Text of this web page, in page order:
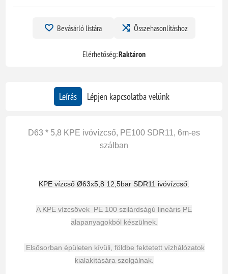
Bevásárló listára Összehasonlításhoz
Elérhetőség:Raktáron
Leírás Lépjen kapcsolatba velünk
D63 * 5,8 KPE ivóvízcső, PE100 SDR11, 6m-es
szálban
KPE vízcső Ø63x5,8 12,5bar SDR11 ivóvízcső.
A KPE vízcsövek PE 100 szilárdságú lineáris PE
alapanyagokból készülnek.
Elsősorban épületen kívüli, földbe fektetett vízhálózatok
kialakítására szolgálnak.